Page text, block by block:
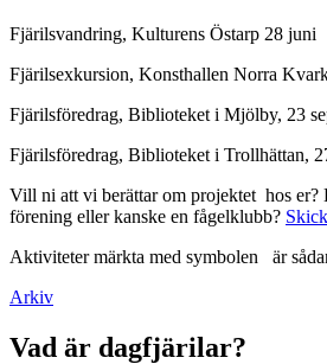
Fjärilsvandring, Kulturens Östarp 28 juni
Fjärilsexkursion, Konsthallen Norra
Fjärilsföredrag, Biblioteket i Mjölby, 23
Fjärilsföredrag, Biblioteket i Trollhättan,
Vill ni att vi berättar om projektet hos er?
förening eller kanske en fågelklubb?
Aktiviteter märkta med symbolen
är
Arkiv
Vad är dagfjärilar?